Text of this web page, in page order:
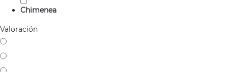
Chimenea
Valoración